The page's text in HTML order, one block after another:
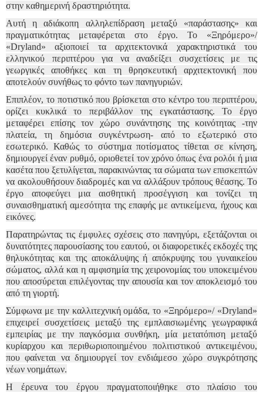
στην καθημερινή δραστηριότητα.
Αυτή η αδιάκοπη αλληλεπίδραση μεταξύ «παράστασης» και
πραγματικότητας μεταφέρεται στο έργο. Το «Ξηρόμερο»/
«Dryland» αξιοποιεί τα αρχιτεκτονικά χαρακτηριστικά του
ελληνικού περιπτέρου για να αναδείξει συσχετίσεις με τις
γεωργικές αποθήκες και τη θρησκευτική αρχιτεκτονική που
αποτελούν συνήθως το φόντο των πανηγυριών.
Επιπλέον, το ποτιστικό που βρίσκεται στο κέντρο του περιπτέρου,
ορίζει κυκλικά το περιβάλλον της εγκατάστασης. Το έργο
μεταφέρει επίσης τον χώρο συνάντησης της κοινότητας -την
πλατεία, τη δημόσια συγκέντρωση- από το εξωτερικό στο
εσωτερικό. Καθώς το σύστημα ποτίσματος τίθεται σε κίνηση,
δημιουργεί έναν ρυθμό, οριοθετεί τον χρόνο όπως ένα ρολόι ή μια
κασέτα που ξετυλίγεται, παρακινώντας τα σώματα των επισκεπτών
να ακολουθήσουν διαδρομές και να αλλάξουν τρόπους θέασης. Το
έργο αποφεύγει μια αισθητική προσέγγιση και τονίζει τη
συναισθηματική αμεσότητα της επαφής με αντικείμενα, ήχους και
εικόνες.
Παρατηρώντας τις έμφυλες σχέσεις στο πανηγύρι, εξετάζονται οι
δυνατότητες παρουσίασης του εαυτού, οι διαφορετικές εκδοχές της
θηλυκότητας και της αποκάλυψης ή απόκρυψης του γυναικείου
σώματος, αλλά και η αμφισημία της χειρονομίας του υποκειμένου
που αποσύρεται επιλέγοντας την απουσία και τον αποκλεισμό του
από τη γιορτή.
Σύμφωνα με την καλλιτεχνική ομάδα, το «Ξηρόμερο»/ «Dryland»
επιχειρεί συσχετίσεις μεταξύ της εμπλαισιωμένης γεωγραφικά
εμπειρίας με την παγκόσμια συνθήκη, μία μετατόπιση μεταξύ
κυρίαρχου και περιθωριοποιημένου πολιτιστικού αντικειμένου,
που φαίνεται να δημιουργεί τον ενδιάμεσο χώρο συγκρότησης
νέων νοημάτων.
Η έρευνα του έργου πραγματοποιήθηκε στο πλαίσιο του